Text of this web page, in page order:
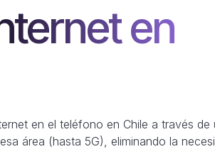
en
en el teléfono en Chile a través de
área (hasta 5G), eliminando la